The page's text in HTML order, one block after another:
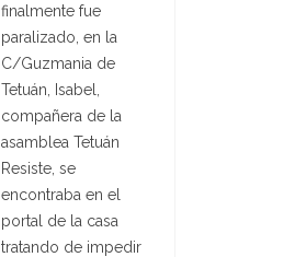
finalmente fue
paralizado, en la
C/Guzmania de
Tetuán, Isabel,
compañera de la
asamblea Tetuán
Resiste, se
encontraba en el
portal de la casa
tratando de impedir